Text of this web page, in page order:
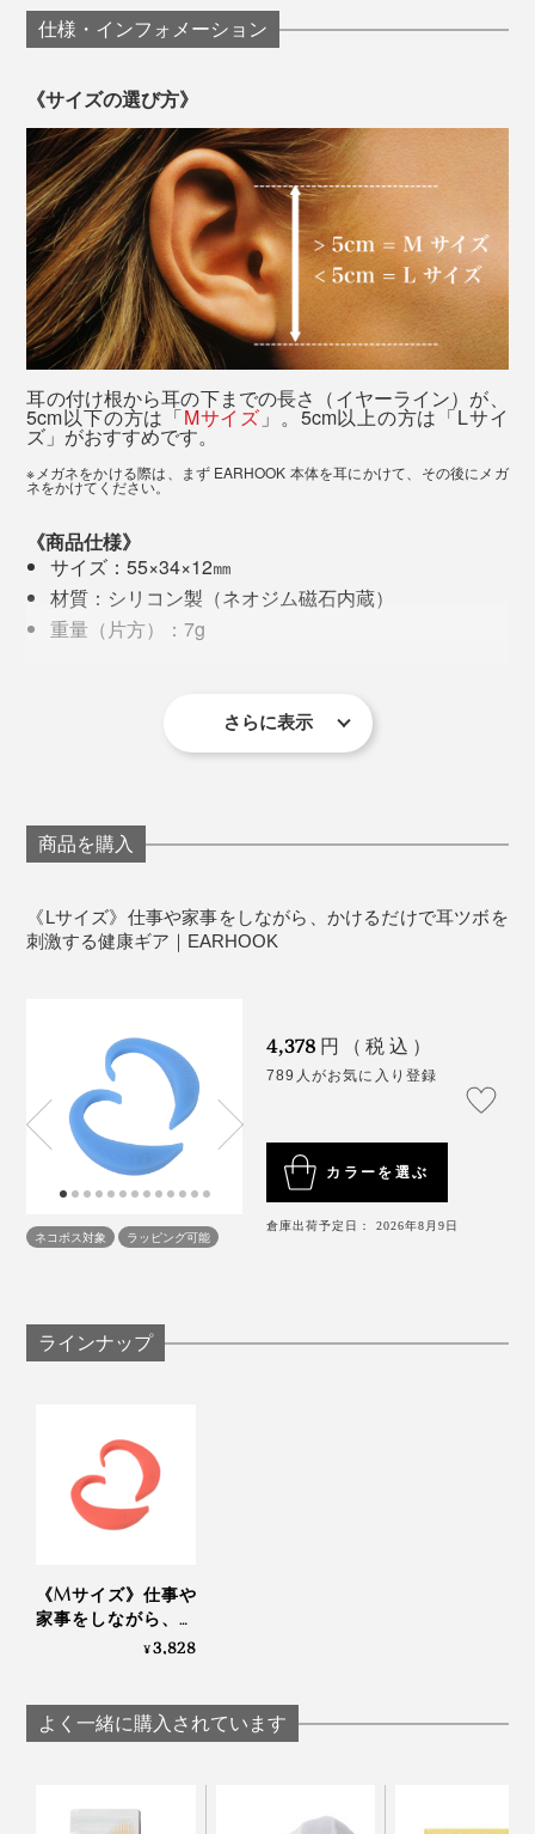
長時間同じ姿勢で一つの画面を凝視し、目などを酷使す
ると、身体だけでなく、脳も疲れてしまいます。
こんな症状が出てきたら、脳が悲鳴を上げている証拠。
物覚えが悪くなる
判断力が鈍る
イライラする
何をするのも面倒に感じる
そんな深刻な状態になる前に、自分を労ることが何より
る際は、以下のことに注意してくださいね。
正しい姿勢をキープできる椅子を使う
モニター周囲と部屋の明るさに著しい差がないよう
パソコンのディスプレイは、その画面の上端が眼の
高さとほぼ同じか、やや下になる高さにする
寝室にスマホを持ち込まない
毎日少しでも、パソコンやスマホから離れる時間を
仕様・インフォメーション
《サイズの選び方》
耳の付け根から耳の下までの長さ（イヤーライン）が、
5cm以下の方は「Mサイズ 」。5cm以上の方は「Lサイ
ズ」がおすすめです。
※メガネをかける際は、まず EARHOOK 本体を耳にかけて、その後にメガ
ネをかけてください。
《商品仕様》
サイズ：55×34×12㎜
材質：シリコン製（ネオジム磁石内蔵）
重量（片方）：7g
※1日30分以上の装着をおすすめします。
さらに表示
商品を購入
《Lサイズ》仕事や家事をしながら、かけるだけで耳ツボを
刺激する健康ギア｜EARHOOK
ネコポス対象 ラッピング可能
4,378 円（税込）
789人がお気に入り登録
カラーを選ぶ
倉庫出荷予定日： 2026年8月9日
ラインナップ
《Mサイズ》仕事や
家事をしながら、か
けるだけで耳ツボを
¥3,828
よく一緒に購入されています